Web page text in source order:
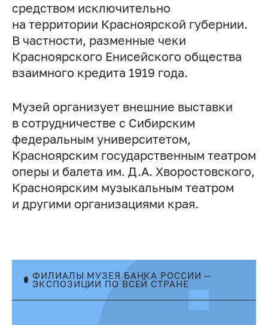
средством исключительно
на территории Красноярской губернии.
В частности, разменные чеки
Красноярского Енисейского общества
взаимного кредита 1919 года.
Музей организует внешние выставки
в сотрудничестве с Сибирским
федеральным университетом,
Красноярским государственным театром
оперы и балета им. Д.А. Хворостовского,
Красноярским музыкальным театром
и другими организациями края.
ФИЛИАЛЫ МУЗЕЯ БАНКА РОССИИ —
ЭКСПОЗИЦИИ ПО ВСЕЙ СТРАНЕ